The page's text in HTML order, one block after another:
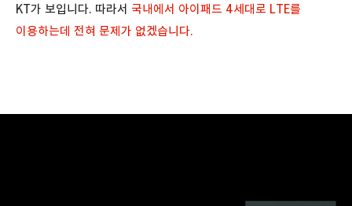
KT가 보입니다. 따라서 국내에서 아이패드 4세대로 LTE를
이용하는데 전혀 문제가 없겠습니다.